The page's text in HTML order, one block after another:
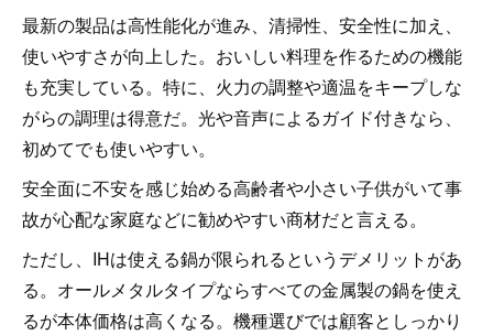
最新の製品は高性能化が進み、清掃性、安全性に加え、
使いやすさが向上した。おいしい料理を作るための機能
も充実している。特に、火力の調整や適温をキープしな
がらの調理は得意だ。光や音声によるガイド付きなら、
初めてでも使いやすい。
安全面に不安を感じ始める高齢者や小さい子供がいて事
故が心配な家庭などに勧めやすい商材だと言える。
ただし、IHは使える鍋が限られるというデメリットがあ
る。オールメタルタイプならすべての金属製の鍋を使え
るが本体価格は高くなる。機種選びでは顧客としっかり